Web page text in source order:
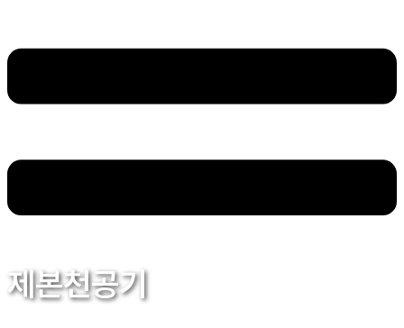
제본천공기